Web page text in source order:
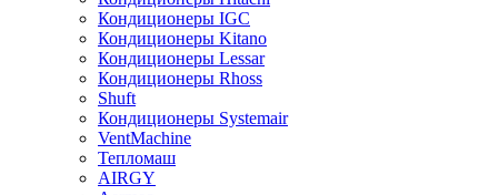
Кондиционеры IGC
Кондиционеры Kitano
Кондиционеры Lessar
Кондиционеры Rhoss
Shuft
Кондиционеры Systemair
VentMachine
Тепломаш
AIRGY